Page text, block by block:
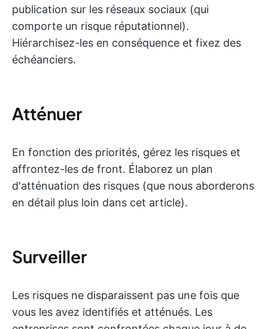
publication sur les réseaux sociaux (qui
comporte un risque réputationnel).
Hiérarchisez-les en conséquence et fixez des
échéanciers.
Atténuer
En fonction des priorités, gérez les risques et
affrontez-les de front. Élaborez un plan
d'atténuation des risques (que nous aborderons
en détail plus loin dans cet article).
Surveiller
Les risques ne disparaissent pas une fois que
vous les avez identifiés et atténués. Les